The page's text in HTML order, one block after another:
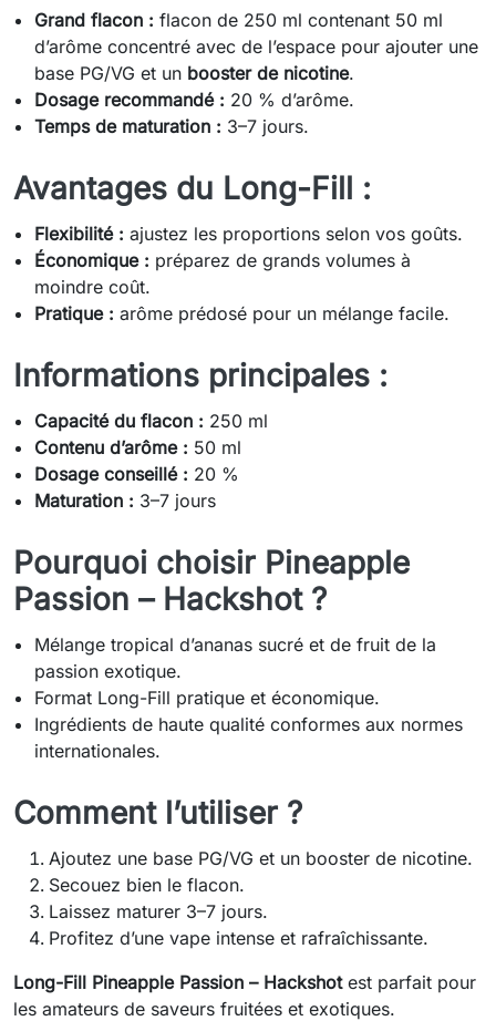
Grand flacon : flacon de 250 ml contenant 50 ml
d’arôme concentré avec de l’espace pour ajouter une
base PG/VG et un booster de nicotine.
Dosage recommandé : 20 % d’arôme.
Temps de maturation : 3–7 jours.
Avantages du Long-Fill :
Flexibilité : ajustez les proportions selon vos goûts.
Économique : préparez de grands volumes à
moindre coût.
Pratique : arôme prédosé pour un mélange facile.
Informations principales :
Capacité du flacon : 250 ml
Contenu d’arôme : 50 ml
Dosage conseillé : 20 %
Maturation : 3–7 jours
Pourquoi choisir Pineapple
Passion – Hackshot ?
Mélange tropical d’ananas sucré et de fruit de la
passion exotique.
Format Long-Fill pratique et économique.
Ingrédients de haute qualité conformes aux normes
internationales.
Comment l’utiliser ?
Ajoutez une base PG/VG et un booster de nicotine.
Secouez bien le flacon.
Laissez maturer 3–7 jours.
Profitez d’une vape intense et rafraîchissante.
Long-Fill Pineapple Passion – Hackshotest parfait pour
les amateurs de saveurs fruitées et exotiques.